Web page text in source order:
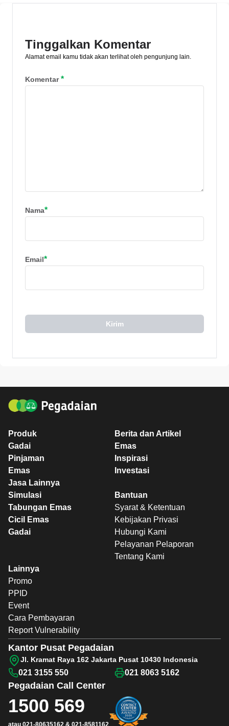
Tinggalkan Komentar
Alamat email kamu tidak akan terlihat oleh pengunjung lain.
Komentar*
Nama*
Email*
Kirim
Produk
Gadai
Pinjaman
Emas
Jasa Lainnya
Berita dan Artikel
Emas
Inspirasi
Investasi
Simulasi
Tabungan Emas
Cicil Emas
Gadai
Bantuan
Syarat & Ketentuan
Kebijakan Privasi
Hubungi Kami
Pelayanan Pelaporan
Tentang Kami
Lainnya
Promo
PPID
Event
Cara Pembayaran
Report Vulnerability
Pegadaian Call Center
1500 569
atau 021-80635162 & 021-8581162
Kantor Pusat Pegadaian
Jl. Kramat Raya 162 Jakarta Pusat 10430 Indonesia
021 3155 550 021 8063 5162